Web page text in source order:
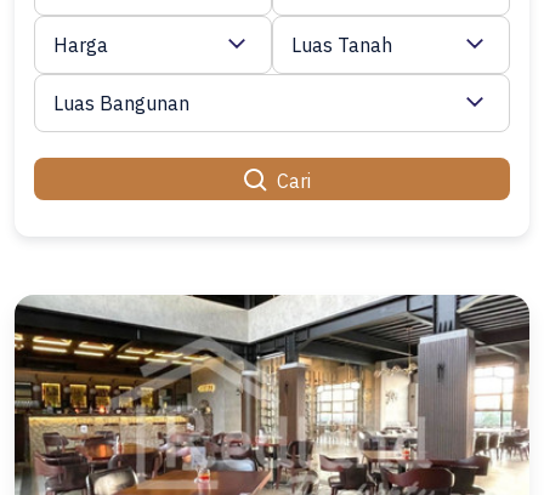
Cari
Harga Luas Tanah
Luas Bangunan